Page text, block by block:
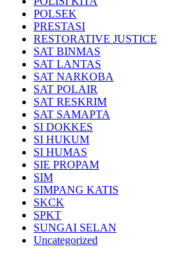
POLSEK
PRESTASI
RESTORATIVE JUSTICE
SAT BINMAS
SAT LANTAS
SAT NARKOBA
SAT POLAIR
SAT RESKRIM
SAT SAMAPTA
SI DOKKES
SI HUKUM
SI HUMAS
SIE PROPAM
SIM
SIMPANG KATIS
SKCK
SPKT
SUNGAI SELAN
Uncategorized